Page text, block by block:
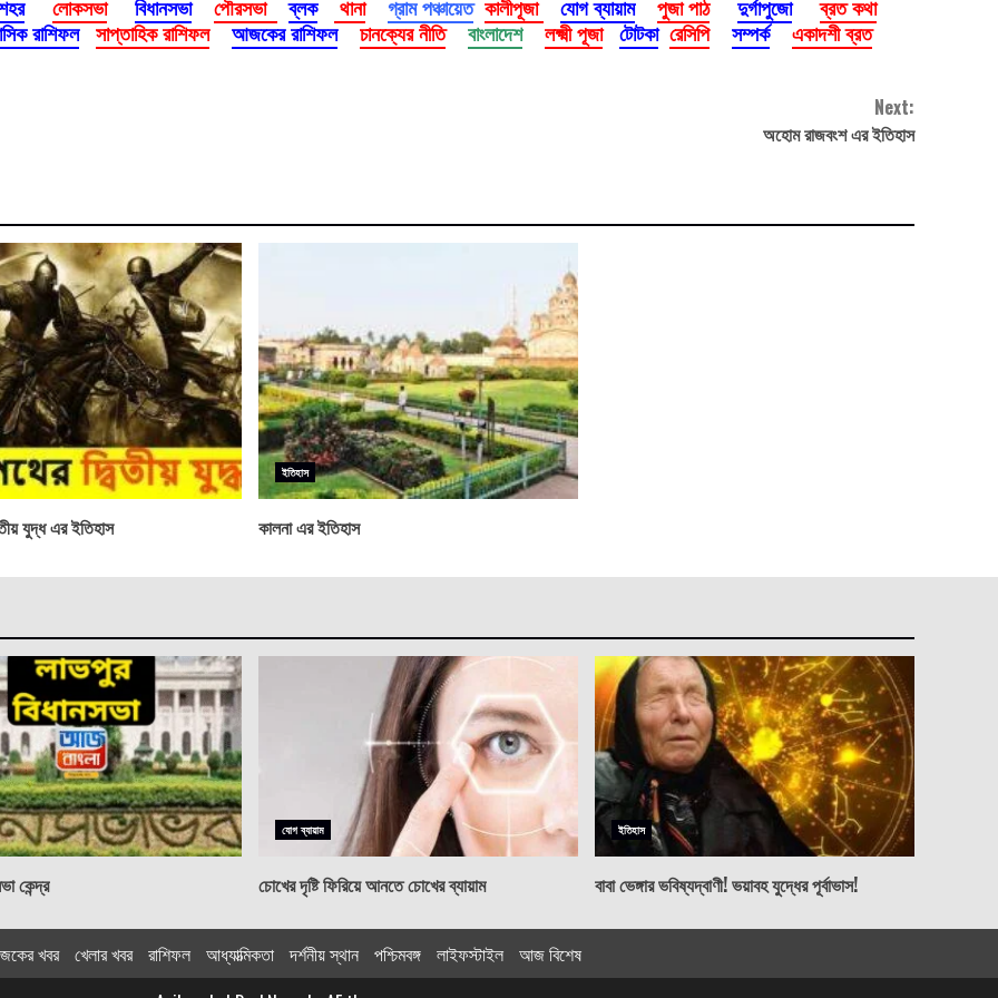
লোকসভা বিধানসভা পৌরসভা ব্লক থানা গ্রাম পঞ্চায়েত কালীপূজা যোগ ব্যায়াম পুজা পাঠ দুর্গাপুজো
ব্রত কথা
রাশিফল সাপ্তাহিক রাশিফল আজকের রাশিফল চানক্যের নীতি বাংলাদেশ লক্ষ্মী পূজা টোটকা রেসিপি সম্পর্ক
একাদশী ব্রত
Next:
অহোম রাজবংশ এর ইতিহাস
যুদ্ধ এর ইতিহাস
ইতিহাস
কালনা এর ইতিহাস
কেন্দ্র
যোগ ব্যায়াম
চোখের দৃষ্টি ফিরিয়ে আনতে চোখের ব্যায়াম
ইতিহাস
বাবা ভেঙ্গার ভবিষ্যদ্বাণী! ভয়াবহ যুদ্ধের পূর্বাভাস!
খবর খেলার খবর রাশিফল আধ্যাত্মিকতা দর্শনীয় স্থান পশ্চিমবঙ্গ লাইফস্টাইল
আজ বিশেষ